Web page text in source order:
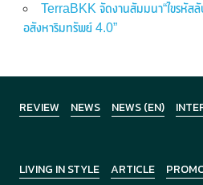
TerraBKK จัดงานสัมมนา“ไขรหัส
อสังหาริมทรัพย์ 4.0”
REVIEW NEWS NEWS (EN)
LIVING IN STYLE ARTICLE